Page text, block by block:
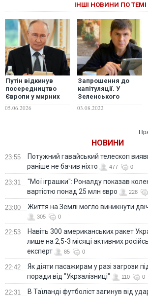
ІНШІ НОВИНИ ПО ТЕМІ
Путін відкинув
посередництво
Європи у мирних
переговорах з
Україною та
05.06.2026
Запрошення до
капітуляції. У
Зеленського
відреагували на
готовність Путіна
03.08.2022
НОВИНИ
23:55
Потужний гавайський телескоп
раніше не бачив ніхто
477 0
23:31
"Мої іграшки": Роналду показав
вартістю понад 25 млн євро
228
23:00 Життя на Землі могло виникнути
305 0
22:53
Навіть 300 американських ракет
лише на 2,5-3 місяці активних
експерт
85 0
22:42
Як діяти пасажирам у разі загрози
поради від "Укрзалізниці"
110 0
22:31
В Таїланді футболіст загинув від